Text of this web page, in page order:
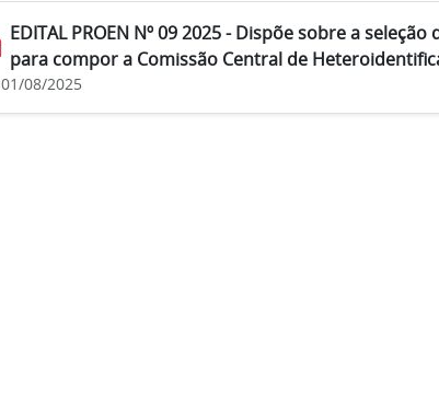
EDITAL PROEN Nº 09 2025 - Dispõe sobre a
para compor a Comissão Central de
01/08/2025